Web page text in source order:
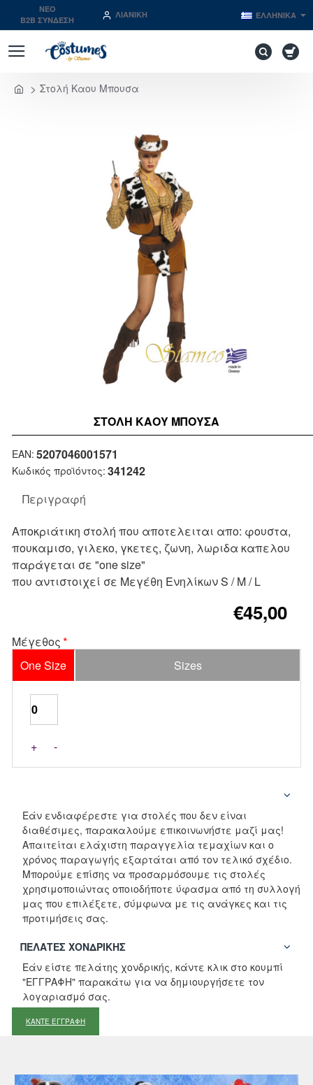
NEO
B2B ΣΥΝΔΕΣΗ
ΛΙΑΝΙΚΉ ΕΛΛΗΝΙΚΆ
Στολή Καου Μπουσα
ΣΤΟΛΉ ΚΑΟΥ ΜΠΟΥΣΑ
Περιγραφή
Αποκριάτικη στολή που αποτελειται απο: φουστα,
πουκαμισο, γιλεκο, γκετες, ζωνη, λωριδα καπελου
παράγεται σε "one size"
που αντιστοιχεί σε Μεγέθη Ενηλίκων S / M / L
Κωδικός προϊόντος: 341242
EAN: 5207046001571
€45,00
Μέγεθος
One Size
Sizes
+ -
Εάν ενδιαφέρεστε για στολές που δεν είναι
διαθέσιμες, παρακαλούμε επικοινωνήστε μαζί μας!
Απαιτείται ελάχιστη παραγγελία τεμαχίων και ο
χρόνος παραγωγής εξαρτάται από τον τελικό σχέδιο.
Μπορούμε επίσης να προσαρμόσουμε τις στολές
χρησιμοποιώντας οποιοδήποτε ύφασμα από τη συλλογή
μας που επιλέξετε, σύμφωνα με τις ανάγκες και τις
προτιμήσεις σας.
ΠΕΛΆΤΕΣ ΧΟΝΔΡΙΚΉΣ
Εάν είστε πελάτης χονδρικής, κάντε κλικ στο κουμπί
"ΕΓΓΡΑΦΗ" παρακάτω για να δημιουργήσετε τον
λογαριασμό σας.
ΚΑΝΤΕ ΕΓΓΡΑΦΗ